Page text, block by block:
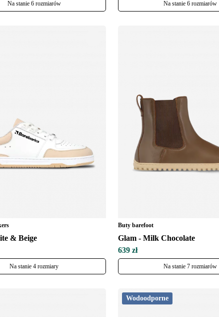
Na stanie 6 rozmiarów Na stanie 6 rozmiarów
& Beige
Na stanie 4 rozmiary
Buty barefoot
Glam - Milk Chocolate
639 zł
Na stanie 7 rozmiarów
Wodoodporne